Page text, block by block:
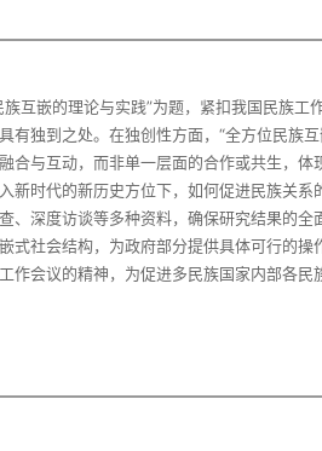
互嵌的理论与实践”为题，紧扣我国民族
有独到之处。在独创性方面，“全方位民族
合与互动，而非单一层面的合作或共生，
新时代的新历史方位下，如何促进民族关
、深度访谈等多种资料，确保研究结果的
式社会结构，为政府部分提供具体可行的
作会议的精神，为促进多民族国家内部各